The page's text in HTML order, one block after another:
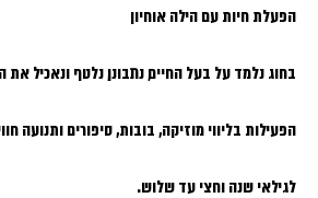
הפעלת חיות עם הילה אוחיון
בחוג נלמד על בעל החיים, נתבונן, נלטף ונאכיל את
הפעילות בליווי מוזיקה, בובות, סיפורים ותנועה
לגילאי שנה וחצי עד שלוש.